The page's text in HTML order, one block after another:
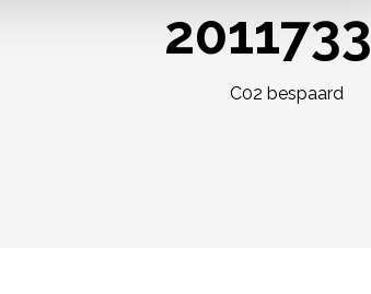
2502067
C02 bespaard